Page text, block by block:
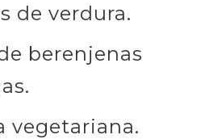
de verdura.
berenjenas
vegetariana.